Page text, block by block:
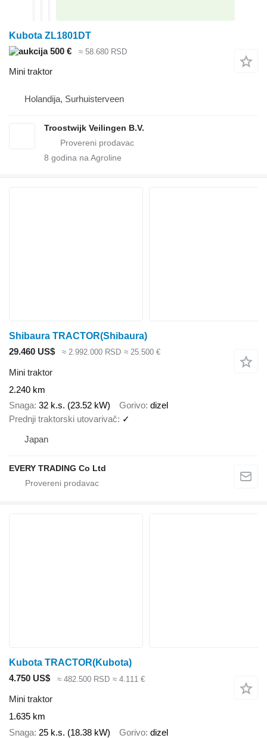
Kubota ZL1801DT
500 €
≈ 58.680 RSD
Mini traktor
Holandija, Surhuisterveen
Troostwijk Veilingen B.V.
8 godina na Agroline
Shibaura TRACTOR(Shibaura)
29.460 US$
≈ 2.992.000 RSD ≈ 25.500 €
Mini traktor
2.240 km
Snaga 32 k.s. (23.52 kW) Gorivo dizel
Prednji traktorski utovarivač
✓
Japan
EVERY TRADING Co Ltd
Kubota TRACTOR(Kubota)
4.750 US$
≈ 482.500 RSD ≈ 4.111 €
Mini traktor
1.635 km
Snaga 25 k.s. (18.38 kW) Gorivo dizel